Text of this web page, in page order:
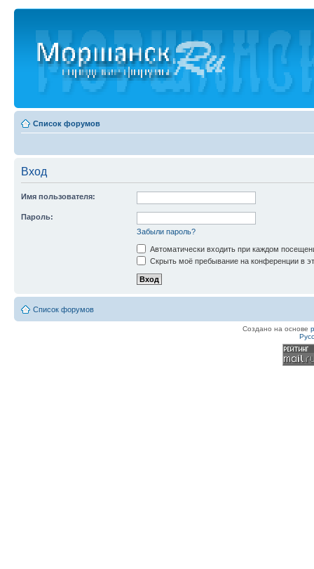
Список форумов
Вход
Имя пользователя:
Пароль:
Забыли пароль?
Автоматически входить при каждом
Скрыть моё пребывание на конференции в
Список форумов
Создано на основе